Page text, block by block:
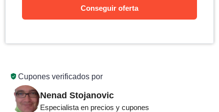
Cupones verificados por
Nenad Stojanovic
Especialista en precios y cupones
Conseguir oferta